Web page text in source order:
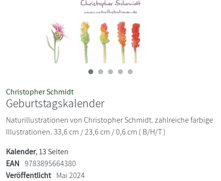
Christopher Schmidt
Geburtstagskalender
Naturillustrationen von Christopher Schmidt. zahlreiche farbige
Illustrationen. 33,6 cm / 23,6 cm / 0,6 cm ( B/H/T )
Kalender, 13 Seiten
EAN 9783895664380
Veröffentlicht Mai 2024